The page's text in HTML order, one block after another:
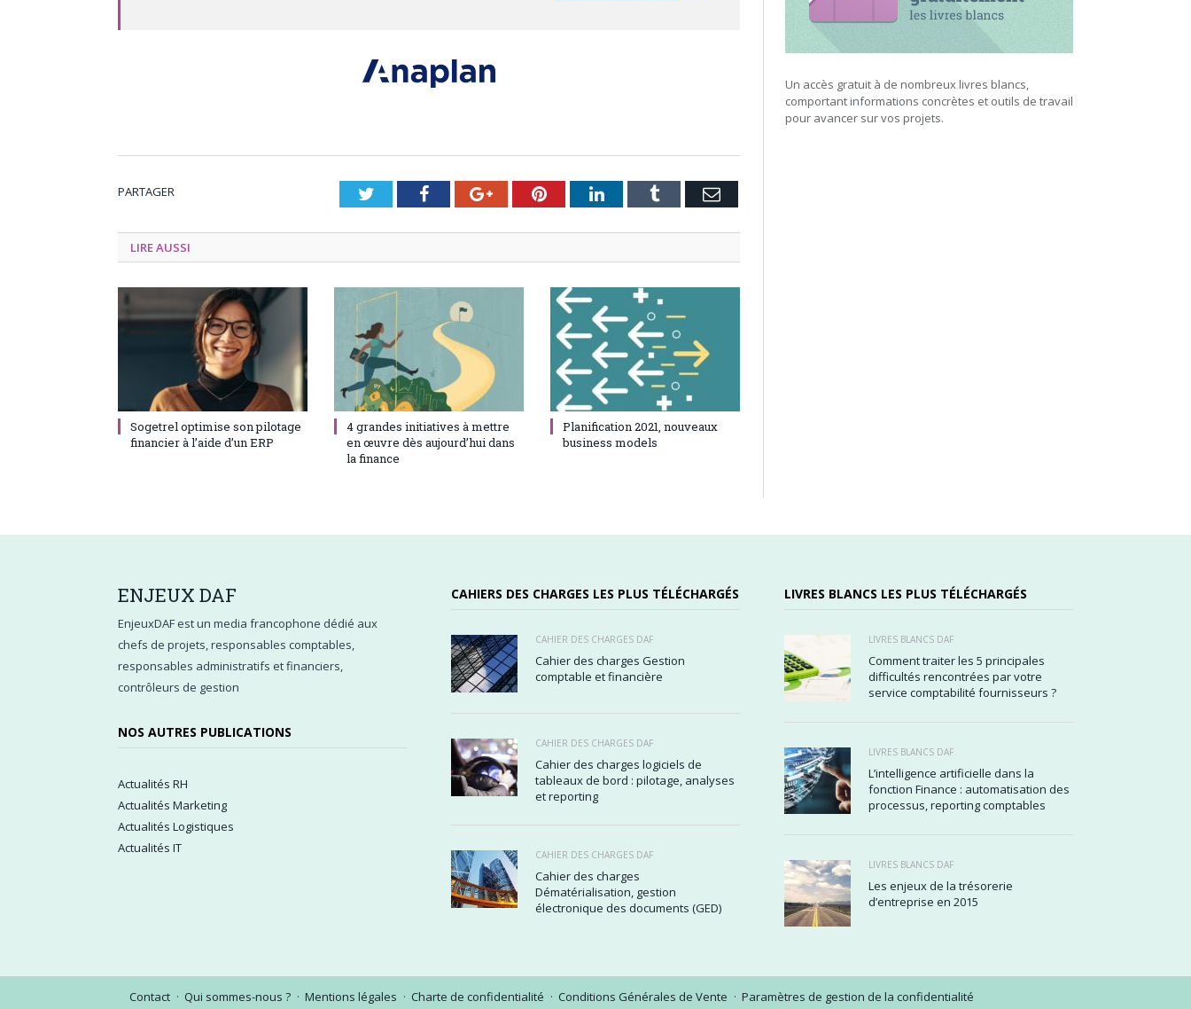
PARTAGER TwitterFacebookGoogle+PinterestLinkedInTumblr Email
LIRE AUSSI
23 juin 2021
Sogetrel optimise son pilotage
financier à l’aide d’un ERP
23 juin 2021 0
4 grandes initiatives à mettre
en œuvre dès aujourd’hui dans
la finance
23 juin 2021
Planification 2021, nouveaux
business models
Un accès gratuit à de nombreux livres blancs,
comportant informations concrètes et outils de travail
pour avancer sur vos projets.
ENJEUX DAF
EnjeuxDAF est un media francophone dédié aux
chefs de projets, responsables comptables,
responsables administratifs et financiers,
contrôleurs de gestion
NOS AUTRES PUBLICATIONS
Actualités RH
Actualités Marketing
Actualités Logistiques
Actualités IT
CAHIERS DES CHARGES LES PLUS TÉLÉCHARGÉS
CAHIER DES CHARGES DAF
Cahier des charges Gestion
comptable et financière
CAHIER DES CHARGES DAF
Cahier des charges logiciels de
tableaux de bord : pilotage, analyses
et reporting
CAHIER DES CHARGES DAF
Cahier des charges
Dématérialisation, gestion
électronique des documents (GED)
LIVRES BLANCS LES PLUS TÉLÉCHARGÉS
LIVRES BLANCS DAF
Comment traiter les 5 principales
difficultés rencontrées par votre
service comptabilité fournisseurs ?
LIVRES BLANCS DAF
L’intelligence artificielle dans la
fonction Finance : automatisation des
processus, reporting comptables
LIVRES BLANCS DAF
Les enjeux de la trésorerie
d’entreprise en 2015
Contact Qui sommes-nous ? Mentions légales Charte de confidentialité Conditions Générales de Vente
Paramètres de gestion de la confidentialité